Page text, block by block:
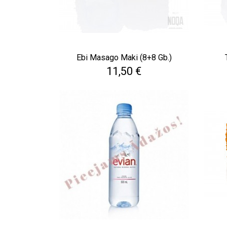
Ebi Masago Maki (8+8 Gb.)
Cena
11,50 €